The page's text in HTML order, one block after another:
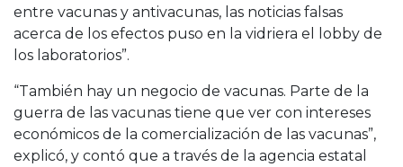
entre vacunas y antivacunas, las noticias falsas
acerca de los efectos puso en la vidriera el lobby de
los laboratorios”.
“También hay un negocio de vacunas. Parte de la
guerra de las vacunas tiene que ver con intereses
económicos de la comercialización de las vacunas”,
explicó, y contó que a través de la agencia estatal